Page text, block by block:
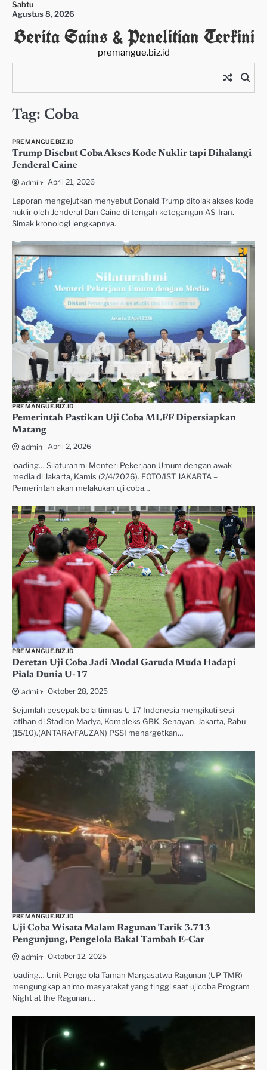
Skip
content
Sabtu
Agustus 8, 2026
Berita Sains & Penelitian Terkini
premangue.biz.id
Tag: Coba
PREMANGUE.BIZ.ID
Trump Disebut Coba Akses Kode Nuklir tapi Dihalangi
Jenderal Caine
admin April 21, 2026
Laporan mengejutkan menyebut Donald Trump ditolak akses kode
nuklir oleh Jenderal Dan Caine di tengah ketegangan AS-Iran.
Simak kronologi lengkapnya.
PREMANGUE.BIZ.ID
Pemerintah Pastikan Uji Coba MLFF Dipersiapkan
Matang
admin April 2, 2026
loading… Silaturahmi Menteri Pekerjaan Umum dengan awak
media di Jakarta, Kamis (2/4/2026). FOTO/IST JAKARTA –
Pemerintah akan melakukan uji coba…
PREMANGUE.BIZ.ID
Deretan Uji Coba Jadi Modal Garuda Muda Hadapi
Piala Dunia U-17
admin Oktober 28, 2025
Sejumlah pesepak bola timnas U-17 Indonesia mengikuti sesi
latihan di Stadion Madya, Kompleks GBK, Senayan, Jakarta, Rabu
(15/10).(ANTARA/FAUZAN) PSSI menargetkan…
PREMANGUE.BIZ.ID
Uji Coba Wisata Malam Ragunan Tarik 3.713
Pengunjung, Pengelola Bakal Tambah E-Car
admin Oktober 12, 2025
loading… Unit Pengelola Taman Margasatwa Ragunan (UP TMR)
mengungkap animo masyarakat yang tinggi saat ujicoba Program
Night at the Ragunan…